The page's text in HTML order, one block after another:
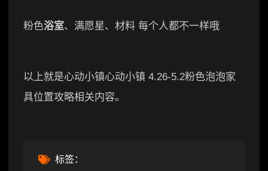
粉色浴室、满愿星、材料 每个人都不一样哦
以上就是心动小镇心动小镇 4.26-5.2粉色泡泡家
具位置攻略相关内容。
标签：